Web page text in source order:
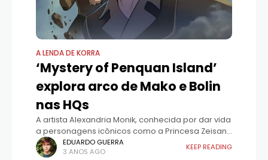
A LENDA DE KORRA
‘Mystery of Penquan Island’
explora arco de Mako e Bolin
nas HQs
A artista Alexandria Monik, conhecida por dar vida
a personagens icônicos como a Princesa Zeisan,
compartilha um teaser da arte conceitual.
Primeira exibição feita na NYCC.
EDUARDO GUERRA
3 ANOS AGO
KEEP READING